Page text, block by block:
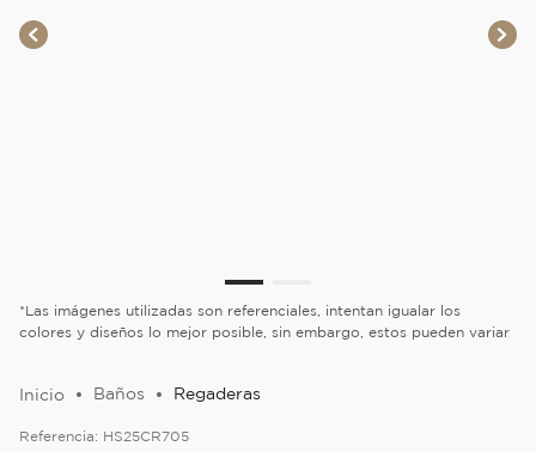
*Las imágenes utilizadas son referenciales, intentan igualar los
colores y diseños lo mejor posible, sin embargo, estos pueden variar
Baños Regaderas
Referencia: HS25CR705